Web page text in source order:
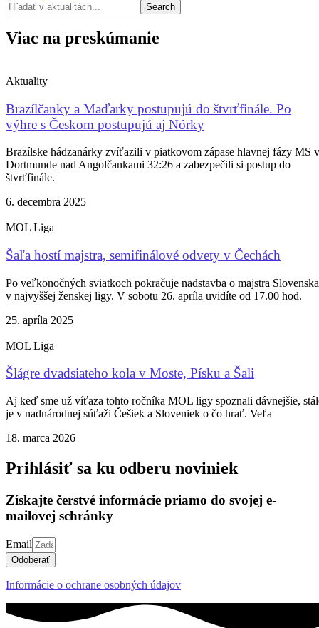
Search
Viac na preskúmanie
Aktuality
Brazílčanky a Maďarky postupujú do štvrťfinále. Po
výhre s Českom postupujú aj Nórky
Brazílske hádzanárky zvíťazili v piatkovom zápase hlavnej fázy MS v
Dortmunde nad Angolčankami 32:26 a zabezpečili si postup do
štvrťfinále.
6. decembra 2025
MOL Liga
Šaľa hostí majstra, semifinálové odvety v Čechách
Po veľkonočných sviatkoch pokračuje nadstavba o majstra Slovenska
v najvyššej ženskej ligy. V sobotu 26. apríla uvidíte od 17.00 hod.
25. apríla 2025
MOL Liga
Šlágre dvadsiateho kola v Moste, Písku a Šali
Aj keď sme už víťaza tohto ročníka MOL ligy spoznali dávnejšie,
je v nadnárodnej súťaži Češiek a Sloveniek o čo hrať. Veľa
18. marca 2026
Prihlásiť sa ku odberu noviniek
Získajte čerstvé informácie priamo do svojej e-
mailovej schránky
Email
Odoberať
Informácie o ochrane osobných údajov